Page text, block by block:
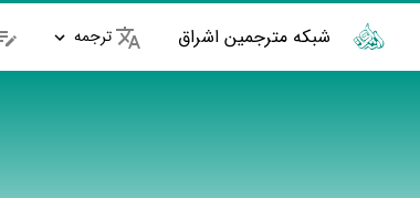
شبکه مترجمین اشراق ترجمه